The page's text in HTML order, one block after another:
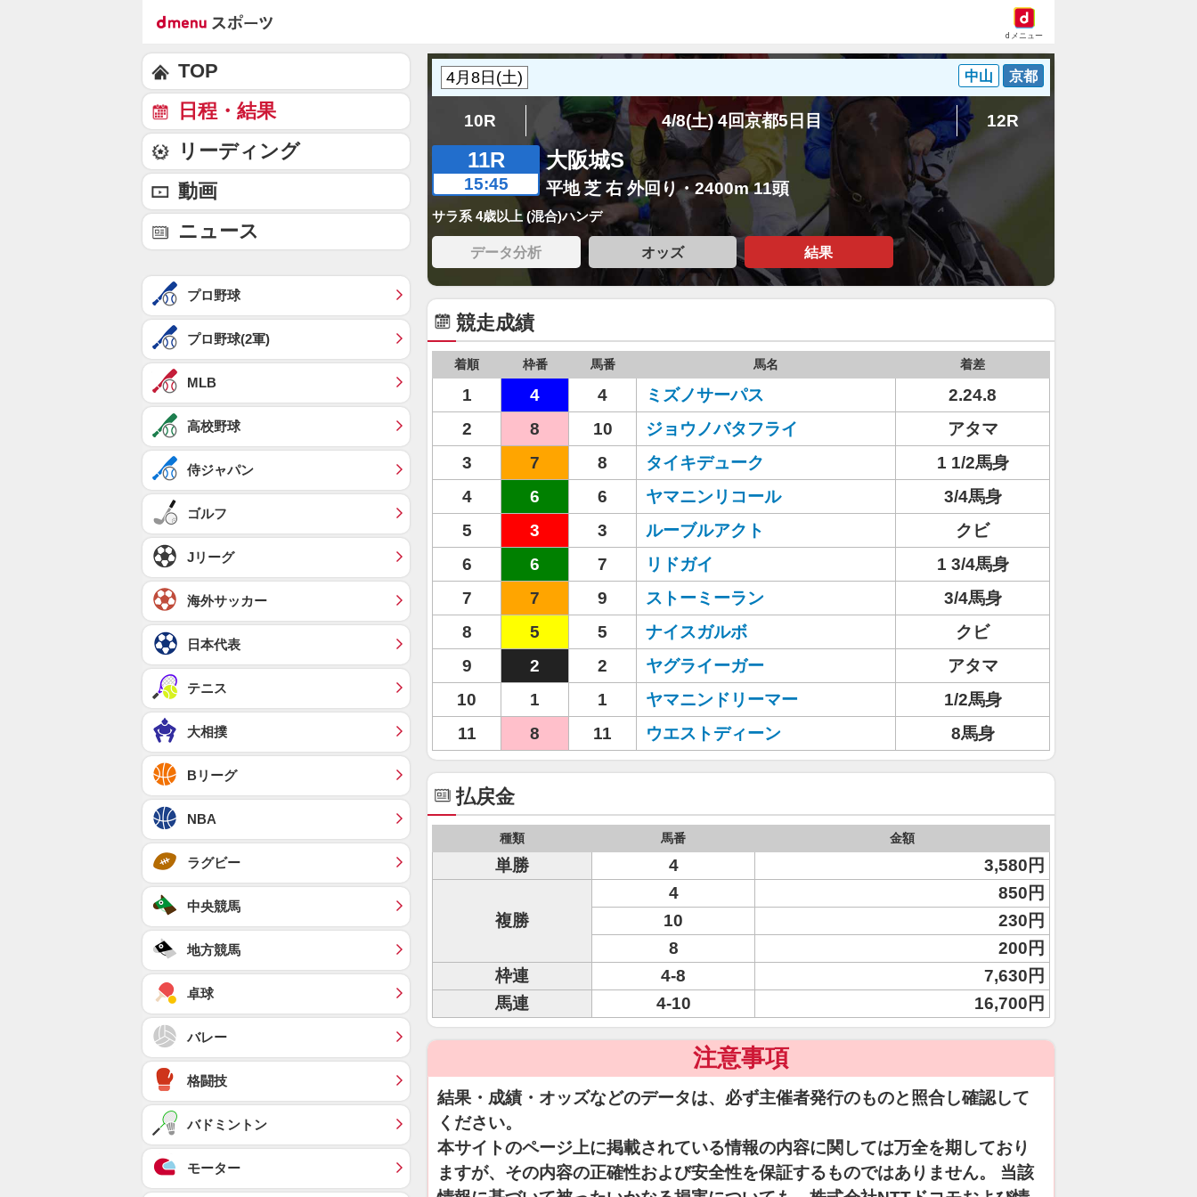
dメニュー
中山 京都
10R 4/8(土) 4回京都5日目 12R
11R
15:45
大阪城S
平地 芝 右 外回り・2400m 11頭
サラ系 4歳以上 (混合)ハンデ
データ分析 オッズ 結果
競走成績
着順 枠番 馬番 馬名 着差
1 4 4 ミズノサーパス
2.24.8
2
8 10 ジョウノバタフライ
アタマ
3
7 8 タイキデューク
1 1/2馬身
4
6 6 ヤマニンリコール
3/4馬身
5
3 3 ルーブルアクト
クビ
6
6 7 リドガイ
1 3/4馬身
7
7 9 ストーミーラン
3/4馬身
8
5 5 ナイスガルボ
クビ
9
2 2 ヤグライーガー
アタマ
10
1 1 ヤマニンドリーマー
1/2馬身
11
8 11 ウエストディーン 8馬身
払戻金
種類 馬番 金額
単勝 4 3,580円
複勝
4
850円
10
230円
8
200円
枠連
4-8
7,630円
馬連
4-10 16,700円
注意事項
結果・成績・オッズなどのデータは、必ず主催者発行のものと照合し確認して
ください。
本サイトのページ上に掲載されている情報の内容に関しては万全を期しており
ますが、その内容の正確性および安全性を保証するものではありません。 当該
TOP
日程・結果
リーディング
動画
ニュース
プロ野球
プロ野球(2軍)
MLB
高校野球
侍ジャパン
ゴルフ
Jリーグ
海外サッカー
日本代表
テニス
大相撲
Bリーグ
NBA
ラグビー
中央競馬
地方競馬
卓球
バレー
格闘技
バドミントン
モーター